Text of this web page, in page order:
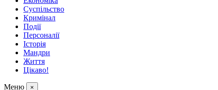
Суспільство
Кримінал
Події
Персоналії
Історія
Мандри
Життя
Цікаво!
Меню ×